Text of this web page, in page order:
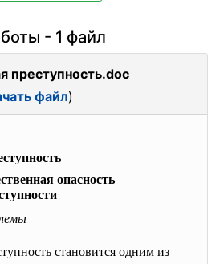
- 1 файл
преступность.doc
файл)
опасность
становится одним из